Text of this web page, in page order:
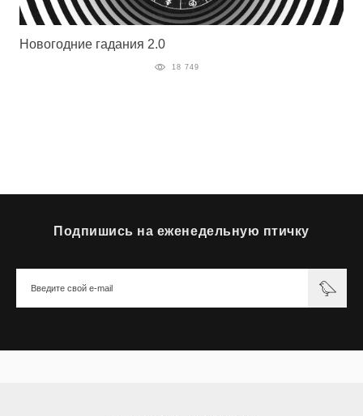
Новогодние гадания 2.0
18 749
Подпишись на еженедельную птичку